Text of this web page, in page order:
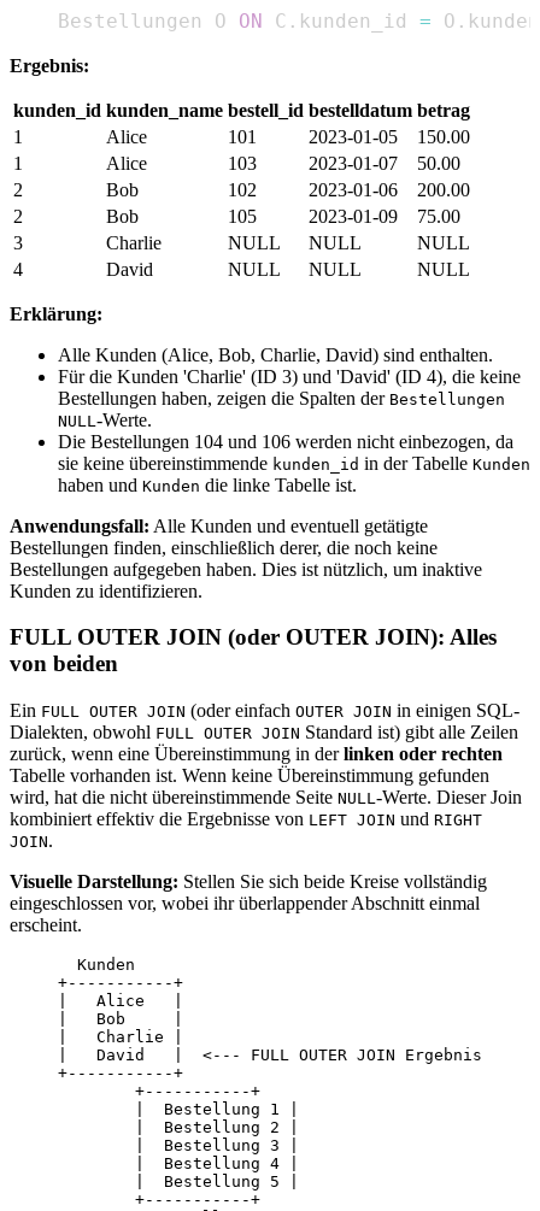
    Bestellungen O
ON C . kunden_id = O .
Ergebnis:
kunden_id kunden_name bestell_id bestelldatum betrag
1
Alice 101 2023-01-05
150.00
1
Alice 103 2023-01-07
50.00
2
Bob 102 2023-01-06
200.00
2
Bob 105 2023-01-09
75.00
3
Charlie NULL NULL
NULL
4
David NULL NULL NULL
Erklärung:
Alle Kunden (Alice, Bob, Charlie, David) sind enthalten.
Für die Kunden 'Charlie' (ID 3) und 'David' (ID 4), die keine
Bestellungen haben, zeigen die Spalten der Bestellungen
NULL -Werte.
Die Bestellungen 104 und 106 werden nicht einbezogen, da
sie keine übereinstimmende kunden_id in der Tabelle Kunden
haben und Kunden die linke Tabelle ist.
Anwendungsfall: Alle Kunden und eventuell getätigte
Bestellungen finden, einschließlich derer, die noch keine
Bestellungen aufgegeben haben. Dies ist nützlich, um inaktive
Kunden zu identifizieren.
FULL OUTER JOIN (oder OUTER JOIN): Alles
von beiden
Ein FULL OUTER JOIN (oder einfach OUTER JOIN in einigen SQL-
Dialekten, obwohl FULL OUTER JOIN Standard ist) gibt alle Zeilen
zurück, wenn eine Übereinstimmung in derlinken oder rechten
Tabelle vorhanden ist. Wenn keine Übereinstimmung gefunden
wird, hat die nicht übereinstimmende Seite NULL-Werte. Dieser Join
kombiniert effektiv die Ergebnisse von LEFT JOIN und RIGHT
JOIN.
Visuelle Darstellung: Stellen Sie sich beide Kreise vollständig
eingeschlossen vor, wobei ihr überlappender Abschnitt einmal
erscheint.
       Kunden
     +-----------+
     |   Alice   |
     |   Bob     |
     |   Charlie |
     |   David   |  <--- FULL OUTER JOIN Ergebnis
     +-----------+
             +-----------+
             |  Bestellung 1 |
             |  Bestellung 2 |
             |  Bestellung 3 |
             |  Bestellung 4 |
             |  Bestellung 5 |
             +-----------+